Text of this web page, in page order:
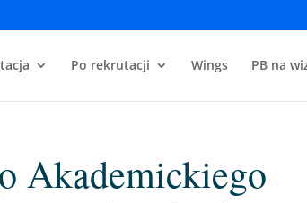
Po rekrutacji Wings PB na
Akademickiego